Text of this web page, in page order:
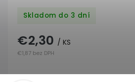
Skladom do 3 dní
€1,87 bez DPH
€2,30 / KS